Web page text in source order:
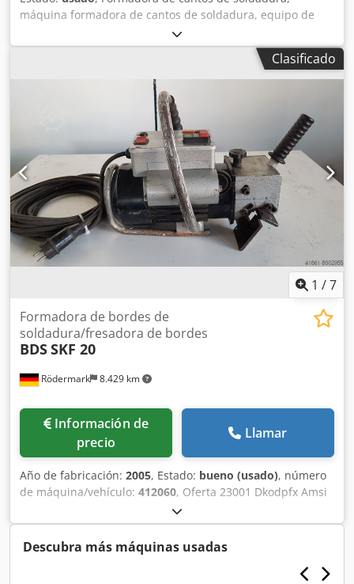
máquina formadora de cantos de soldadura, equipo de
preparación de soldaduras, máquina formadora de cantos
de soldadura, fresadora de cantos, máquina fresadora de
cantos, fresadora móvil -con: sistema de rieles -12 rieles,
longitud: 1210 mm -longitud de biselado: máx. 30 mm -
espesor máximo del material: 40 mm Djdod Izt Repfx
Amxekr -con: dispositivo de avance eléctrico, regulación
electrónica -dimensiones de la caja: 1170/780/A510 mm -
peso: 320 kg
Clasificado
1 /7
Rödermark 8.429 km
Formadora de bordes de
soldadura/fresadora de bordes
BDSSKF 20
Información de
precio
Llamar
Año de fabricación: 2005, Estado: bueno (usado), número
de máquina/vehículo: 412060, Oferta 23001 Dkodpfx Amsi
Ab Unoxjr Datos técnicos: - Ancho de la ranura: 1 – 15 mm
- Cabezal de corte con plaquitas de corte intercambiables -
Ángulo de la ranura: 30° - 37,5° - 45° - 60° - Alimentación:
220 V / 1100 W - Espacio requerido: aproximadamente 450
mm (ancho) x 300 mm (profundidad) x 350 mm (altura) -
Descubra más máquinas usadas